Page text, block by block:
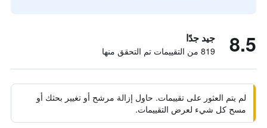
8.5 جيد جدًا
819 من التقييمات تم التحقق منها
لم يتم العثور على تقييمات. حاول إزالة مرشح أو تغيير بحثك أو
مسح كل شيء لعرض التقييمات.